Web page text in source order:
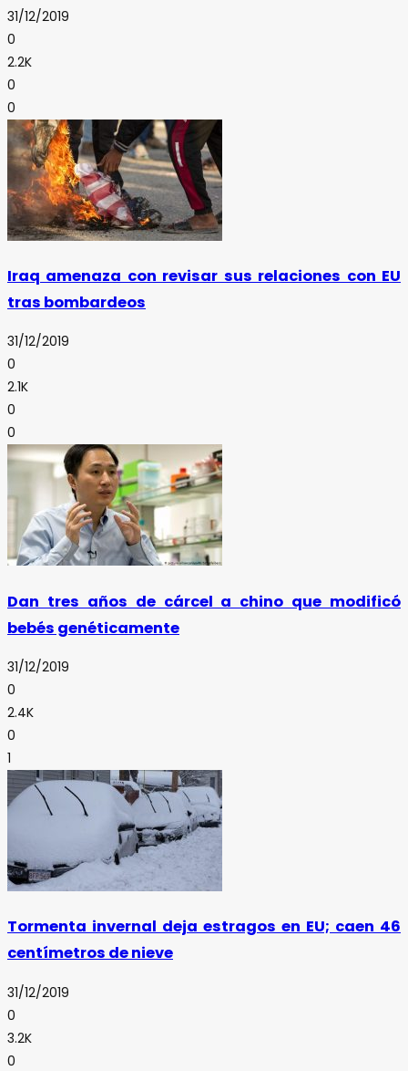
31/12/2019
0
2.2K
0
0
Iraq amenaza con revisar sus relaciones con EU
tras bombardeos
31/12/2019
0
2.1K
0
0
Dan tres años de cárcel a chino que modificó
bebés genéticamente
31/12/2019
0
2.4K
0
1
Tormenta invernal deja estragos en EU; caen 46
centímetros de nieve
31/12/2019
0
3.2K
0